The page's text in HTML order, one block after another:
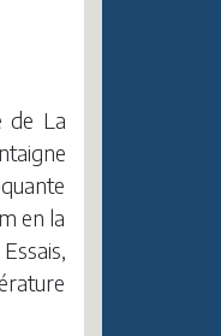
de La
en la